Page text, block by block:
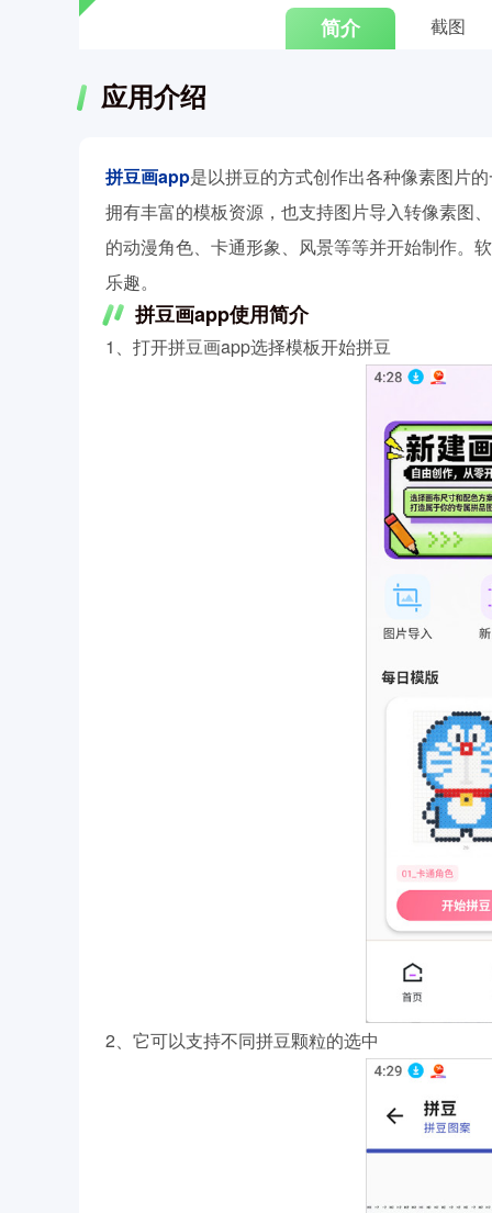
简介 截图
应用介绍
拼豆画app是以拼豆的方式创作出各种像素图片
拥有丰富的模板资源，也支持图片导入转像素图
的动漫角色、卡通形象、风景等等并开始制作。
乐趣。
拼豆画app使用简介
1、打开拼豆画app选择模板开始拼豆
2、它可以支持不同拼豆颗粒的选中